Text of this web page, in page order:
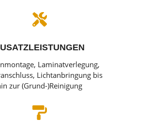

Laminatverlegung,
Lichtanbringung bis
zur (Grund-)Reinigung
